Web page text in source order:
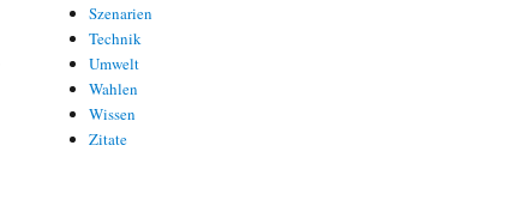
Szenarien
Technik
Umwelt
Wahlen
Wissen
Zitate